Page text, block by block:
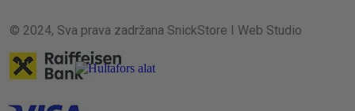
© 2024, Sva prava zadržana SnickStore I Web Studio